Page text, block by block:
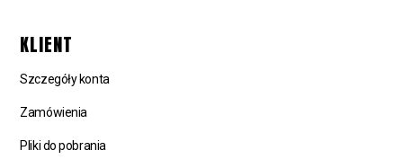
KLIENT
Szczegóły konta
Zamówienia
Pliki do pobrania